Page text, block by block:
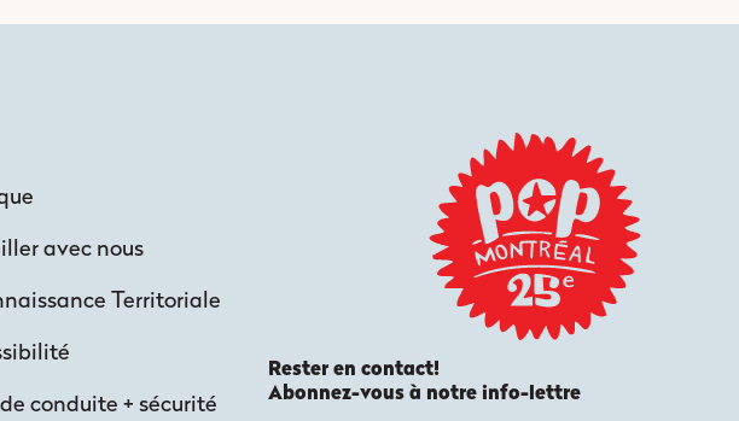
avec nous
Territoriale
conduite + sécurité
Rester en contact!
Abonnez-vous à notre info-lettre